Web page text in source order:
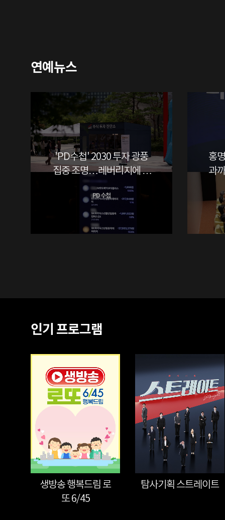
연예뉴스
'PD수첩' 2030 투자 광풍
집중 조명…레버리지에 무
너진 청년들 현실
PD 수첩
홍
과
인기 프로그램
생방송 행복드림 로
또 6/45
탐사기획 스트레이트